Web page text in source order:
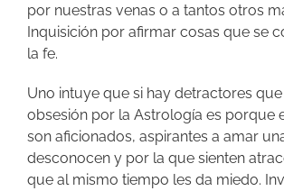
por nuestras venas o a tantos otros
Inquisición por afirmar cosas que se
la fe.
Uno intuye que si hay detractores
obsesión por la Astrología es porque
son aficionados, aspirantes a amar
desconocen y por la que sienten
que al mismo tiempo les da miedo.